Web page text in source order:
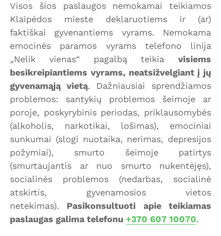
Visos šios paslaugos nemokamai teikiamos
Klaipėdos mieste deklaruotiems ir (ar)
faktiškai gyvenantiems vyrams. Nemokama
emocinės paramos vyrams telefono linija
„Nelik vienas“ pagalbą teikia visiems
besikreipiantiems vyrams, neatsižvelgiant į jų
gyvenamąją vietą. Dažniausiai sprendžiamos
problemos: santykių problemos šeimoje ar
poroje, poskyrybinis periodas, priklausomybės
(alkoholis, narkotikai, lošimas), emociniai
sunkumai (slogi nuotaika, nerimas, depresijos
požymiai), smurto šeimoje patirtys
(smurtaujantis ar nuo smurto nukentėjęs),
socialinės problemos (nedarbas, socialinė
atskirtis, gyvenamosios vietos
netekimas). Pasikonsultuoti apie teikiamas
paslaugas galima telefonu +370 607 10070.